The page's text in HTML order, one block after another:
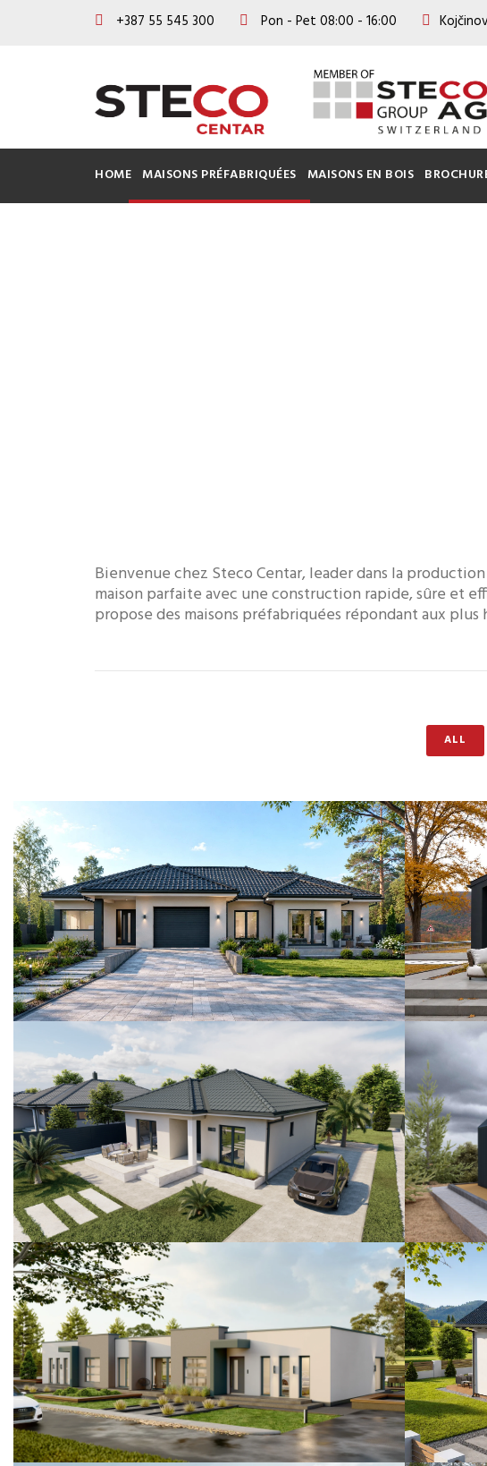
+387 55 545 300 Pon - Pet 08:00 - 16:00
HOME MAISONS PRÉFABRIQUÉES MAISONS EN BOIS
Bienvenue chez Steco Centar, leader dans la
maison parfaite avec une construction rapide, sûre et
propose des maisons préfabriquées répondant aux
ALL